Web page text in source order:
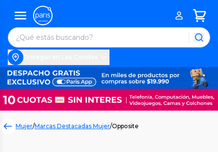
Mujer/Marcas Destacadas Mujer/Opposite